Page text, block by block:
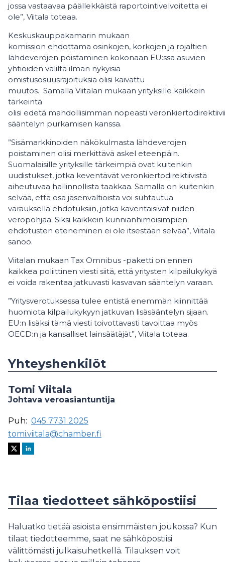
jossa vastaavaa päällekkäistä raportointivelvoitetta ei
ole”, Viitala toteaa.
Keskuskauppakamarin mukaan
komission ehdottama osinkojen, korkojen ja rojaltien
lähdeverojen poistaminen kokonaan EU:ssa asuvien
yhtiöiden väliltä ilman nykyisiä
omistusosuusrajoituksia olisi kaivattu
muutos. Samalla Viitalan mukaan yrityksille kaikkein
tärkeintä
olisi edetä mahdollisimman nopeasti
sääntelyn purkamisen kanssa.
”Sisämarkkinoiden näkökulmasta lähdeverojen
poistaminen olisi merkittävä askel eteenpäin.
Suomalaisille yrityksille tärkeimpiä ovat kuitenkin
uudistukset, jotka keventävät veronkiertodirektiivistä
aiheutuvaa hallinnollista taakkaa. Samalla on kuitenkin
selvää, että osa jäsenvaltioista voi suhtautua
varauksella ehdotuksiin, jotka kaventaisivat niiden
veropohjaa. Siksi kaikkein kunnianhimoisimpien
ehdotusten eteneminen ei ole itsestään selvää”, Viitala
sanoo.
Viitalan mukaan Tax Omnibus -paketti on ennen
kaikkea poliittinen viesti siitä, että yritysten kilpailukykyä
ei voida rakentaa jatkuvasti kasvavan sääntelyn varaan.
”Yritysverotuksessa tulee entistä enemmän kiinnittää
huomiota kilpailukykyyn jatkuvan lisäsääntelyn sijaan.
EU:n lisäksi tämä viesti toivottavasti tavoittaa myös
OECD:n ja kansalliset lainsäätäjät”, Viitala toteaa.
Yhteyshenkilöt
Tomi Viitala
Johtava veroasiantuntija
Puh: 045 7731 2025
tomi.viitala@chamber.fi
Tilaa tiedotteet sähköpostiisi
Haluatko tietää asioista ensimmäisten joukossa? Kun
tilaat tiedotteemme, saat ne sähköpostiisi
välittömästi julkaisuhetkellä. Tilauksen voit